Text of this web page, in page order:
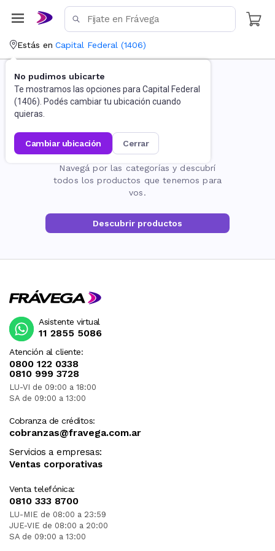
Estás en Capital Federal (1406)
No pudimos ubicarte
Te mostramos las opciones para Capital Federal
(1406). Podés cambiar tu ubicación cuando
quieras.
cambiar ubicación cerrar
La página no existe
Navegá por las categorías y descubrí
todos los productos que tenemos para
vos.
Descubrir productos
Atención al cliente:
0800 122 0338
0810 999 3728
LU-VI de 09:00 a 18:00
SA de 09:00 a 13:00
Cobranza de créditos:
cobranzas@fravega.com.ar
Servicios a empresas:
Ventas corporativas
Venta telefónica:
0810 333 8700
LU-MIE de 08:00 a 23:59
JUE-VIE de 08:00 a 20:00
SA de 09:00 a 13:00
Asistente virtual
11 2855 5086